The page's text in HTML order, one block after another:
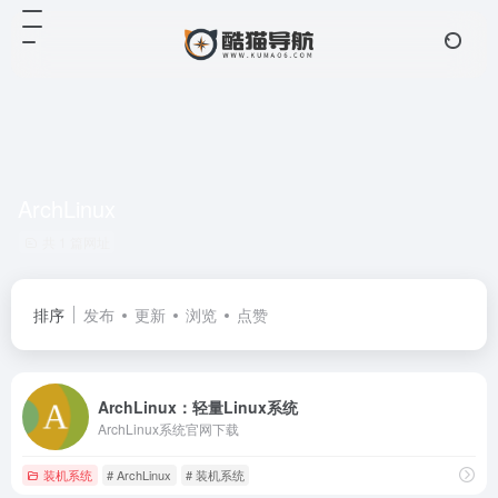
排序 发布 更新 浏览 点赞
ArchLinux：轻量Linux系统
ArchLinux系统官网下载
装机系统 # ArchLinux # 装机系统